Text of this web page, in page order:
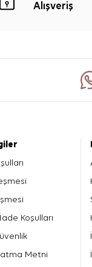
Alışveriş
Koşulları
Metni